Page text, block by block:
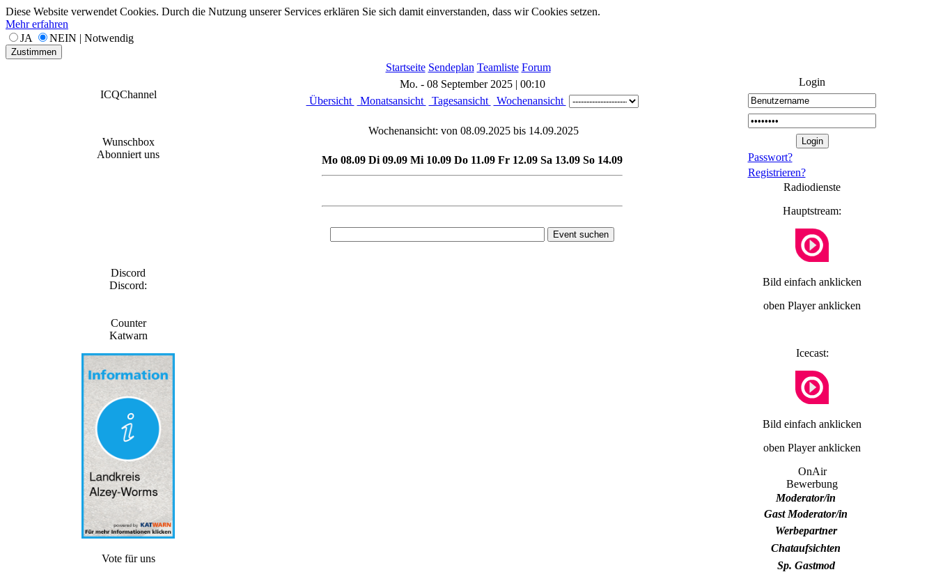
Diese Website verwendet Cookies. Durch die Nutzung unserer Services erklären Sie sich damit einverstanden, dass wir Cookies setzen.
Mehr erfahren
JA
NEIN | Notwendig
Zustimmen
Startseite Sendeplan Teamliste Forum
ICQChannel
Wunschbox
Abonniert uns
Discord
Discord:
Counter
Katwarn
Vote für uns
Mo. - 08 September 2025 | 00:10
Übersicht
Monatsansicht Tagesansicht Wochenansicht
Wochenansicht: von 08.09.2025 bis 14.09.2025
Mo 08.09 Di 09.09 Mi 10.09 Do 11.09 Fr 12.09 Sa 13.09 So 14.09
Login
Passwort?
Registrieren?
Radiodienste
Hauptstream:
Bild einfach anklicken
oben Player anklicken
Icecast:
Bild einfach anklicken
oben Player anklicken
OnAir
Bewerbung
Moderator/in
Gast Moderator/in
Werbepartner
Chataufsichten
Sp. Gastmod